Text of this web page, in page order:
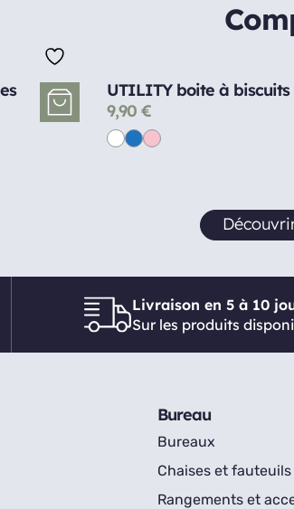
UTILITY boite à biscuits
9,90 €
Livraison en 5 à 10
Sur les produits
Bureau
Bureaux
Chaises et fauteuils
Rangements et